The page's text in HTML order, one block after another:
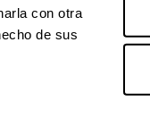
con otra
de sus
desplazarse.